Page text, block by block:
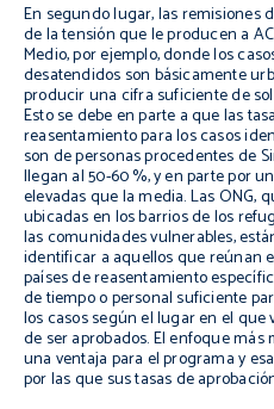
En segundo lugar, las remisiones
de la tensión que le producen a
Medio, por ejemplo, donde los
desatendidos son básicamente
producir una cifra suficiente de
Esto se debe en parte a que las
reasentamiento para los casos
son de personas procedentes de
llegan al 50-60 %, y en parte por
elevadas que la media. Las ONG,
ubicadas en los barrios de los
las comunidades vulnerables,
identificar a aquellos que reúnan
países de reasentamiento
de tiempo o personal suficiente
los casos según el lugar en el
de ser aprobados. El enfoque
una ventaja para el programa y
por las que sus tasas de